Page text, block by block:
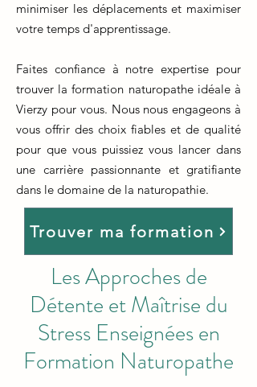
minimiser les déplacements et maximiser
votre temps d'apprentissage.
Faites confiance à notre expertise pour
trouver la formation naturopathe idéale à
Vierzy pour vous. Nous nous engageons à
vous offrir des choix fiables et de qualité
pour que vous puissiez vous lancer dans
une carrière passionnante et gratifiante
dans le domaine de la naturopathie.
Trouver ma formation
Les Approches de
Détente et Maîtrise du
Stress Enseignées en
Formation Naturopathe